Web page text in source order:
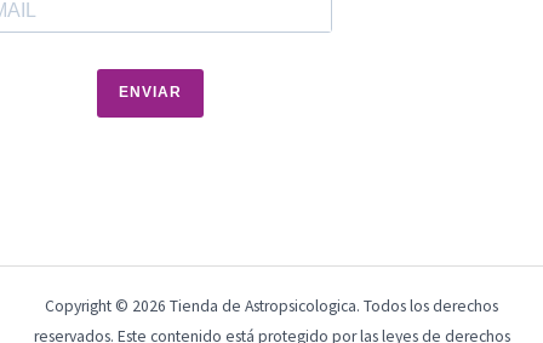
ENVIAR
Copyright © 2026 Tienda de Astropsicologica. Todos los derechos
reservados. Este contenido está protegido por las leyes de derechos